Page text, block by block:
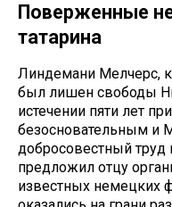
Поверженные
татарина
Линдемани Мелчерс,
был лишен свободы
истечении пяти лет
безосновательным и
добросовестный
предложил отцу
известных немецких